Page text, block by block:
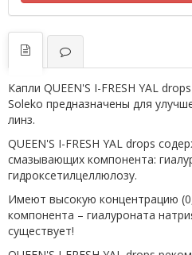
Капли QUEEN'S I-FRESH YAL
Soleko предназначены для
линз.
QUEEN'S I-FRESH YAL drops
смазывающих компонента:
гидроксетилцеллюлозу.
Имеют высокую концентрацию
компонента – гиалуроната
существует!